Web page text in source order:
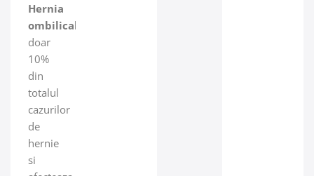
Hernia
ombilicala
doar
10%
din
totalul
cazurilor
de
hernie
si